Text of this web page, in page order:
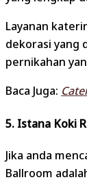
Layanan
dekorasi yang
pernikahan
Baca Juga:
5. Istana Koki
Jika anda
Ballroom